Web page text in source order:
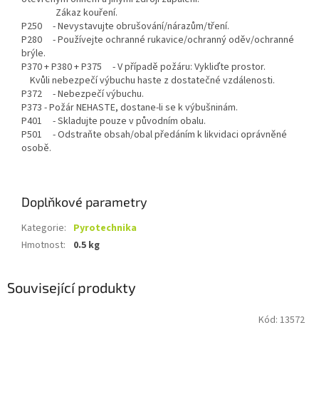
Zákaz kouření.
P250 - Nevystavujte obrušování/nárazům/tření.
P280 - Používejte ochranné rukavice/ochranný oděv/ochranné
brýle.
P370 + P380 + P375 - V případě požáru: Vykliďte prostor.
Kvůli nebezpečí výbuchu haste z dostatečné vzdálenosti.
P372 - Nebezpečí výbuchu.
P373 - Požár NEHASTE, dostane-li se k výbušninám.
P401 - Skladujte pouze v původním obalu.
P501 - Odstraňte obsah/obal předáním k likvidaci oprávněné
osobě.
Doplňkové parametry
Kategorie: Pyrotechnika
Hmotnost: 0.5 kg
Související produkty
Kód: 13572